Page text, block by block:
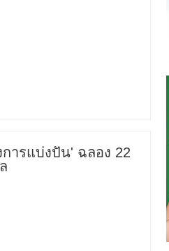
การแบ่งปัน' ฉลอง 22